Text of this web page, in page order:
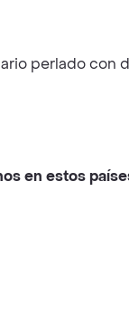
perlado
en estos